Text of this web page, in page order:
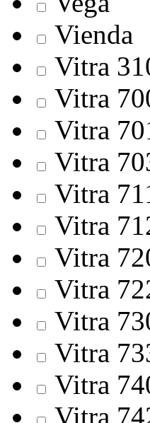
Vienda
Vitra
Vitra
Vitra
Vitra
Vitra
Vitra
Vitra
Vitra
Vitra
Vitra
Vitra
Vitra